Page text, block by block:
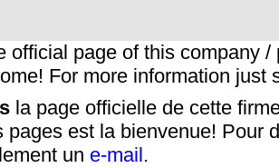
official page of this company
For more information just
la page officielle de cette
pages est la bienvenue! Pour
un e-mail.